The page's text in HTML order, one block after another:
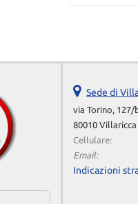
Sede di
via Torino, 127/
80010 Villaricca
Cellulare:
Email:
Indicazioni